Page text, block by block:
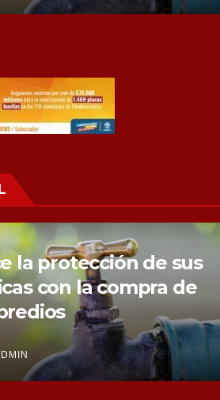
la protección de sus
con la compra de